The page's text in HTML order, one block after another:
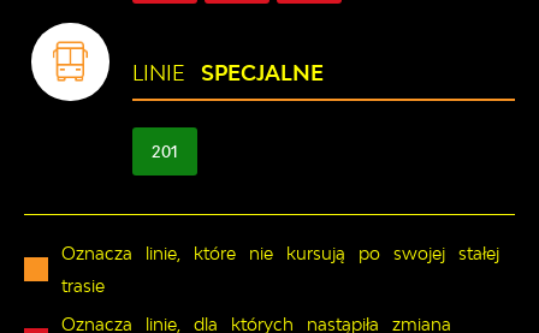
LINIESPECJALNE
201
Oznacza linie, które nie kursują po swojej stałej
trasie
Oznacza linie, dla których nastąpiła zmiana